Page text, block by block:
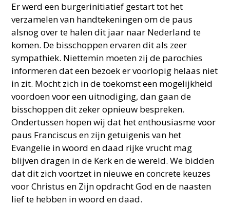
Er werd een burgerinitiatief gestart tot het
verzamelen van handtekeningen om de paus
alsnog over te halen dit jaar naar Nederland te
komen. De bisschoppen ervaren dit als zeer
sympathiek. Niettemin moeten zij de parochies
informeren dat een bezoek er voorlopig helaas niet
in zit. Mocht zich in de toekomst een mogelijkheid
voordoen voor een uitnodiging, dan gaan de
bisschoppen dit zeker opnieuw bespreken.
Ondertussen hopen wij dat het enthousiasme voor
paus Franciscus en zijn getuigenis van het
Evangelie in woord en daad rijke vrucht mag
blijven dragen in de Kerk en de wereld. We bidden
dat dit zich voortzet in nieuwe en concrete keuzes
voor Christus en Zijn opdracht God en de naasten
lief te hebben in woord en daad.